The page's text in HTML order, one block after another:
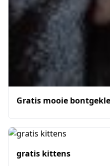
Gratis mooie
gratis kittens